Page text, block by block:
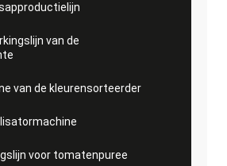
van de
van de kleurensorteerder
voor tomatenpuree